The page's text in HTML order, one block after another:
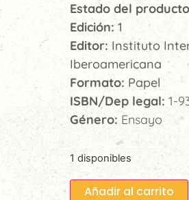
Estado del
Edición:1
Editor: Instituto
Iberoamericana
Formato: Papel
ISBN/Dep legal: 1-
Género: Ensayo
1 disponibles
Añadir al carrito